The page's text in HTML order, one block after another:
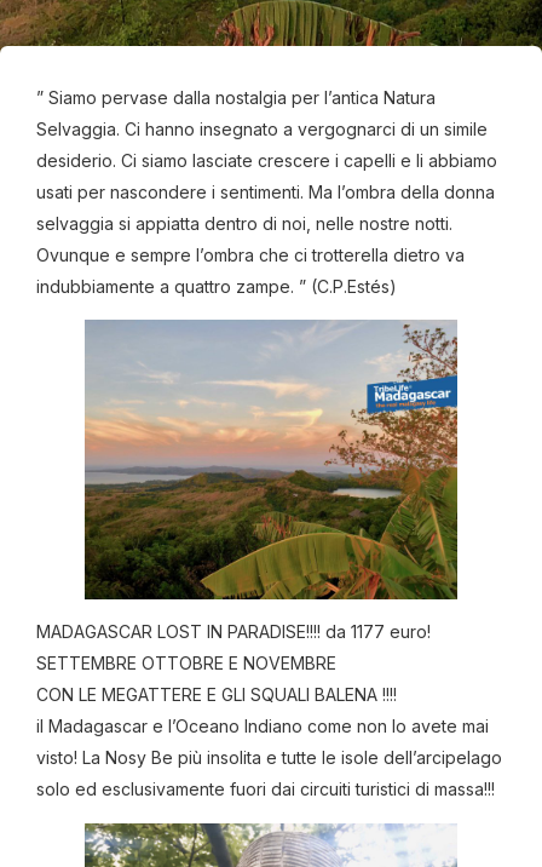
” Siamo pervase dalla nostalgia per l’antica Natura
Selvaggia. Ci hanno insegnato a vergognarci di un simile
desiderio. Ci siamo lasciate crescere i capelli e li abbiamo
usati per nascondere i sentimenti. Ma l’ombra della donna
selvaggia si appiatta dentro di noi, nelle nostre notti.
Ovunque e sempre l’ombra che ci trotterella dietro va
indubbiamente a quattro zampe. ” (C.P.Estés)
MADAGASCAR LOST IN PARADISE!!!! da 1177 euro!
SETTEMBRE OTTOBRE E NOVEMBRE
CON LE MEGATTERE E GLI SQUALI BALENA !!!!
il Madagascar e l’Oceano Indiano come non lo avete mai
visto! La Nosy Be più insolita e tutte le isole dell’arcipelago
solo ed esclusivamente fuori dai circuiti turistici di massa!!!